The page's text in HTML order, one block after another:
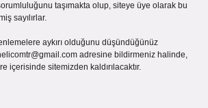
taşımakta olup, siteye üye olarak bu
sayılırlar.
aykırı olduğunu düşündüğünüz
adresine bildirmeniz halinde,
içerisinde sitemizden kaldırılacaktır.